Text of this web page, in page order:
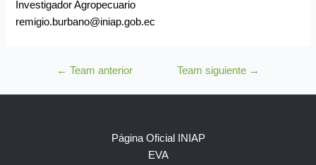
Investigador Agropecuario
remigio.burbano@iniap.gob.ec
← Team anterior Team siguiente →
Página Oficial INIAP
EVA